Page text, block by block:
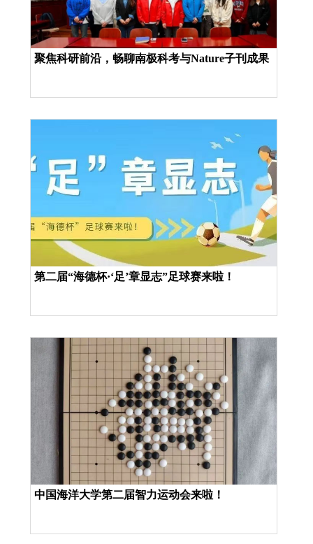
聚焦科研前沿，畅聊南极科考与Nature子刊成果
第二届“海德杯·‘足’章显志”足球赛来啦！
中国海洋大学第二届智力运动会来啦！